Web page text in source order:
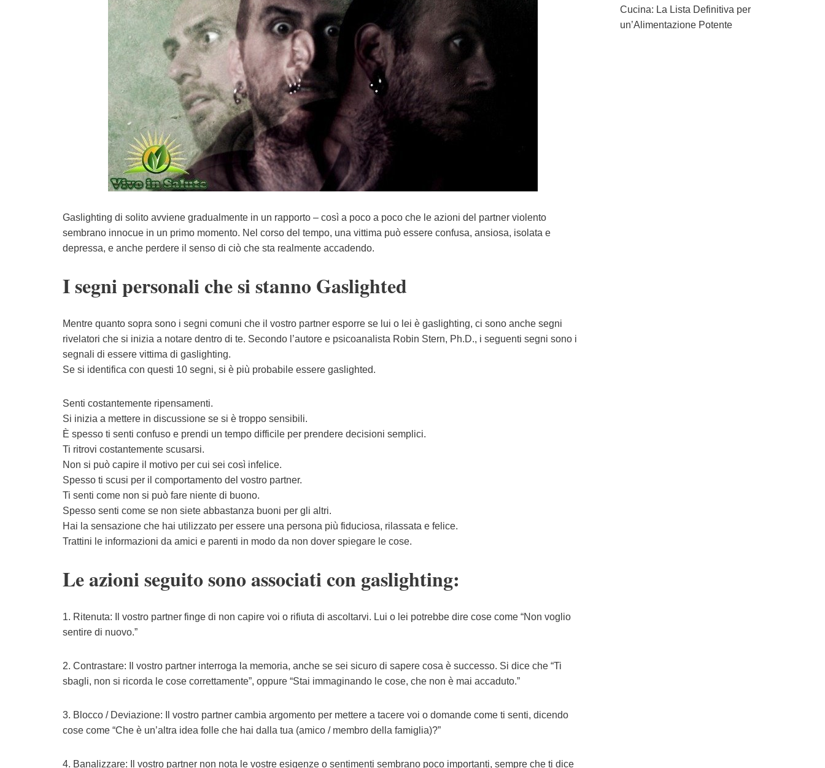
Gaslighting di solito avviene gradualmente in un rapporto – così a poco a poco che le azioni del partner violento
sembrano innocue in un primo momento. Nel corso del tempo, una vittima può essere confusa, ansiosa, isolata e
depressa, e anche perdere il senso di ciò che sta realmente accadendo.
I segni personali che si stanno Gaslighted
Mentre quanto sopra sono i segni comuni che il vostro partner esporre se lui o lei è gaslighting, ci sono anche segni
rivelatori che si inizia a notare dentro di te. Secondo l’autore e psicoanalista Robin Stern, Ph.D., i seguenti segni sono i
segnali di essere vittima di gaslighting.
Se si identifica con questi 10 segni, si è più probabile essere gaslighted.
Senti costantemente ripensamenti.
Si inizia a mettere in discussione se si è troppo sensibili.
È spesso ti senti confuso e prendi un tempo difficile per prendere decisioni semplici.
Ti ritrovi costantemente scusarsi.
Non si può capire il motivo per cui sei così infelice.
Spesso ti scusi per il comportamento del vostro partner.
Ti senti come non si può fare niente di buono.
Spesso senti come se non siete abbastanza buoni per gli altri.
Hai la sensazione che hai utilizzato per essere una persona più fiduciosa, rilassata e felice.
Trattini le informazioni da amici e parenti in modo da non dover spiegare le cose.
Le azioni seguito sono associati con gaslighting:
1. Ritenuta: Il vostro partner finge di non capire voi o rifiuta di ascoltarvi. Lui o lei potrebbe dire cose come “Non voglio
sentire di nuovo.”
2. Contrastare: Il vostro partner interroga la memoria, anche se sei sicuro di sapere cosa è successo. Si dice che “Ti
sbagli, non si ricorda le cose correttamente”, oppure “Stai immaginando le cose, che non è mai accaduto.”
3. Blocco / Deviazione: Il vostro partner cambia argomento per mettere a tacere voi o domande come ti senti, dicendo
cose come “Che è un’altra idea folle che hai dalla tua (amico / membro della famiglia)?”
4. Banalizzare: Il vostro partner non nota le vostre esigenze o sentimenti sembrano poco importanti, sempre che ti dice
Cucina: La Lista Definitiva per
un’Alimentazione Potente